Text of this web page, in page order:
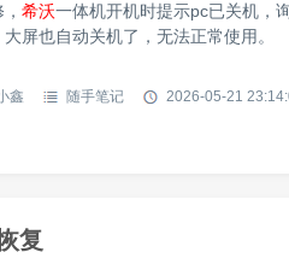
希沃一体机开机时提示pc已关机，
大屏也自动关机了，无法正常使用。
鑫 随手笔记 2026-05-21
复